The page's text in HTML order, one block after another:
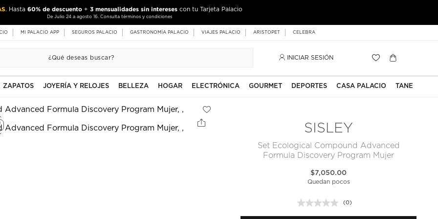
. Hasta 60% de descuento + 3 mensualidades sin intereses con tu Tarjeta Palacio
De Julio 24 a agosto 16. Consulta términos y condiciones
MI PALACIO APP SEGUROS PALACIO GASTRONOMÍA PALACIO VIAJES PALACIO ARISTOPET CELEBRA
INICIAR SESIÓN
ZAPATOS JOYERÍA Y RELOJES BELLEZA HOGAR ELECTRÓNICA GOURMET DEPORTES CASA PALACIO TANE
SISLEY
Set Ecological Compound Advanced
Formula Discovery Program Mujer
$7,050.00
Quedan pocos
Sin
puntuación.
(0)